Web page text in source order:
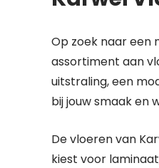
Op zoek naar een
assortiment aan
uitstraling, een
bij jouw smaak en
De vloeren van
kiest voor